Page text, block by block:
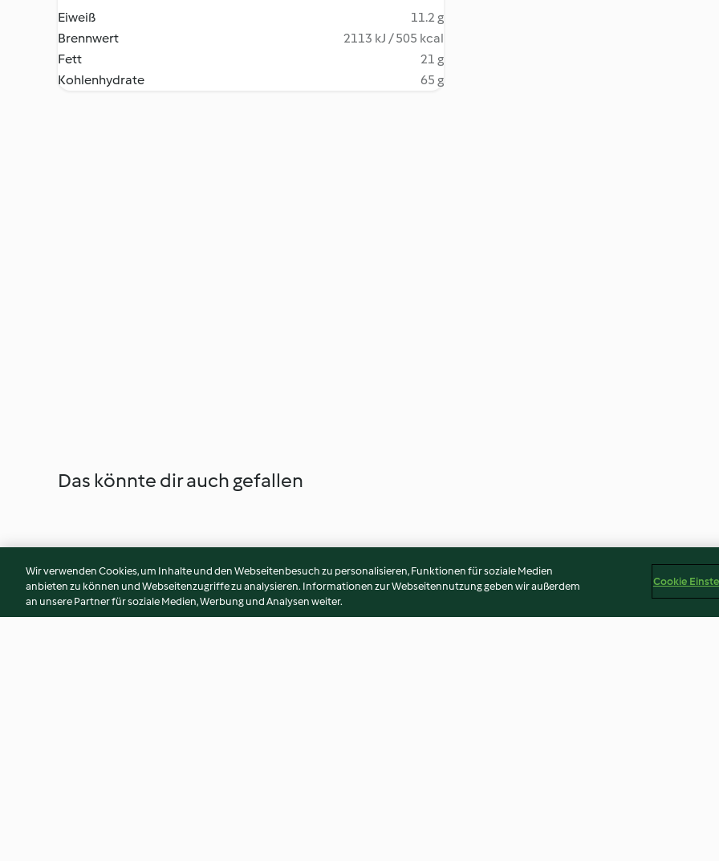
Eiweiß
11.2 g
Brennwert
2113 kJ / 505 kcal
Fett
21 g
Kohlenhydrate
65 g
Das könnte dir auch gefallen
Wir verwenden Cookies, um Inhalte und den Webseitenbesuch zu personalisieren, Funktionen für soziale Medien
anbieten zu können und Webseitenzugriffe zu analysieren. Informationen zur Webseitennutzung geben wir außerdem
an unsere Partner für soziale Medien, Werbung und Analysen weiter.
Cookie